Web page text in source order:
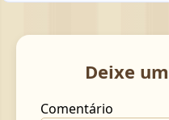
Deixe
Comentário